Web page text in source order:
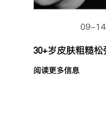
09-14
30+岁皮肤粗糙松
阅读更多信息